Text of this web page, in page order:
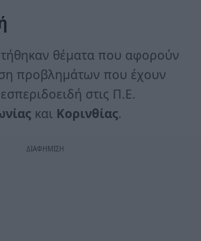
θέματα που αφορούν
προβλημάτων που έχουν
στις Π.Ε.
και Κορινθίας.